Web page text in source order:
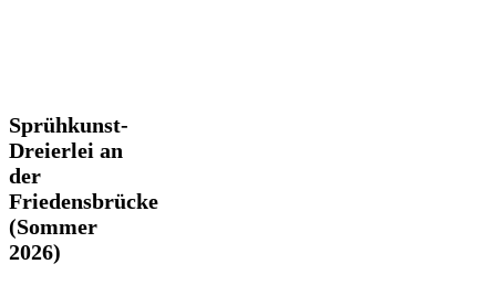
Sprühkunst-
Dreierlei
an
der
Friedensbrücke
(Sommer
2026)
Sprühkunst-
Dreierlei an
der
Friedensbrücke
(Sommer
2026)